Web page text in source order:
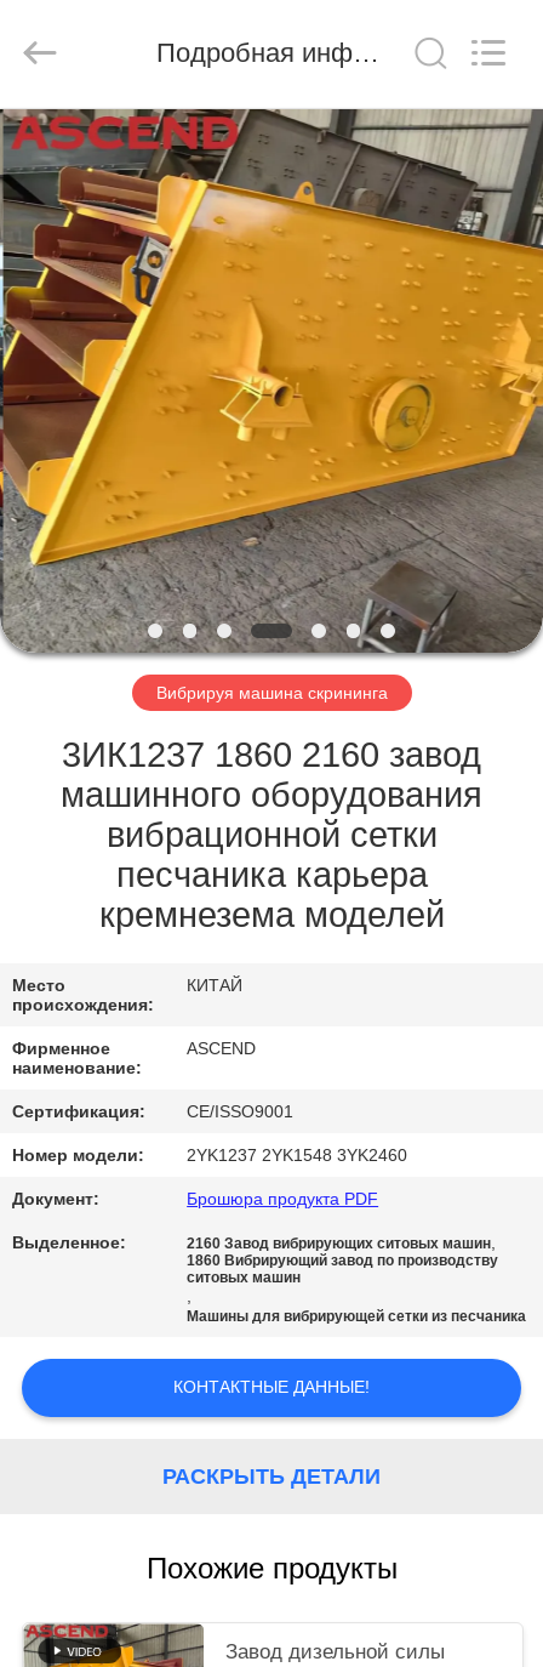
ДОМ
ПРОДУКТЫ
О
НАС
ПУТЕШЕСТВИЕ
ФАБРИКИ
ПРОВЕРКА
КАЧЕСТВА
СВЯЖИТЕСЬ
МЫ
СПРОСИТЕ
ЦИТАТУ
САЙТА
ПОЛИТИКА
КОНФИДЕНЦИАЛЬНОСТИ
Co.,
Reserved.
Подробная информация о продукте
Вибрируя машина скрининга
3ИК1237 1860 2160 завод
машинного оборудования
вибрационной сетки
песчаника карьера
кремнезема моделей
Место
происхождения:
КИТАЙ
Фирменное
наименование:
ASCEND
Сертификация: CE/ISSO9001
Номер модели: 2YK1237 2YK1548 3YK2460
Документ: Брошюра продукта PDF
Выделенное: 2160 Завод вибрирующих ситовых машин,
1860 Вибрирующий завод по производству
ситовых машин
,
Машины для вибрирующей сетки из песчаника
КОНТАКТНЫЕ ДАННЫЕ!
РАСКРЫТЬ ДЕТАЛИ
Похожие продукты
Завод дизельной силы